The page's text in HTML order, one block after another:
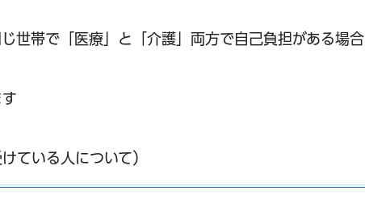
世帯で「医療」と「介護」両方で自己負担がある場合
ている人について）